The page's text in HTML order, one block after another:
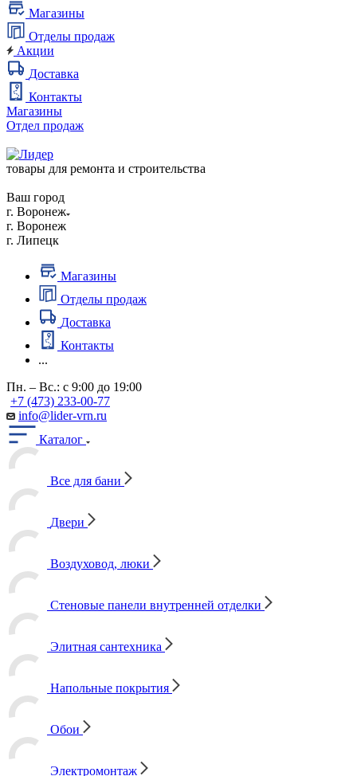
Магазины
Отделы продаж
Акции
Доставка
Контакты
Магазины
Отдел продаж
товары для ремонта и строительства
Ваш город
г. Воронеж
г. Воронеж
г. Липецк
Магазины
Отделы продаж
Доставка
Контакты
...
Пн. – Вс.: с 9:00 до 19:00
+7 (473) 233-00-77
info@lider-vrn.ru
Каталог
Все для бани
Двери
Воздуховод, люки
Стеновые панели внутренней отделки
Элитная сантехника
Напольные покрытия
Обои
Электромонтаж